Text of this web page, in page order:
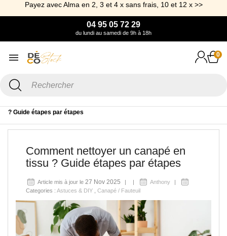
Payez avec Alma en 2, 3 et 4 x sans frais, 10 et 12 x >>
04 95 05 72 29
du lundi au samedi de 9h à 18h
0
? Guide étapes par étapes
Comment nettoyer un canapé en
tissu ? Guide étapes par étapes
Article mis à jour le 27 Nov 2025
Anthony
Categories : Astuces & DIY Canapé / Fauteuil